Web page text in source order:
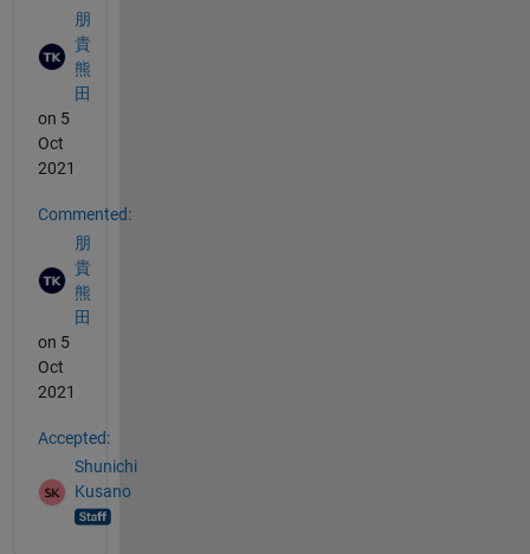
朋
貴
熊
田
on 5
Oct
2021
Commented:
朋
貴
熊
田
on 5
Oct
2021
Accepted:
Shunichi
Kusano